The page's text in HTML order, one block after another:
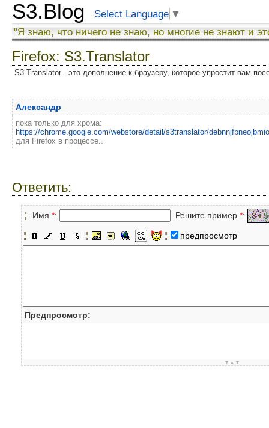
S3.Blog Select Language ▼
"Я знаю, что ничего не знаю, но многие не знают и
Firefox: S3.Translator
S3.Translator - это дополнение к браузеру, которое упростит вам
Александр
пока только для хрома:
https://chrome.google.com/webstore/detail/s3translator/
для Firefox в процессе..
Ответить:
Имя *: Решите пример *:
предпросмотр
Предпросмотр:
▼▲▼